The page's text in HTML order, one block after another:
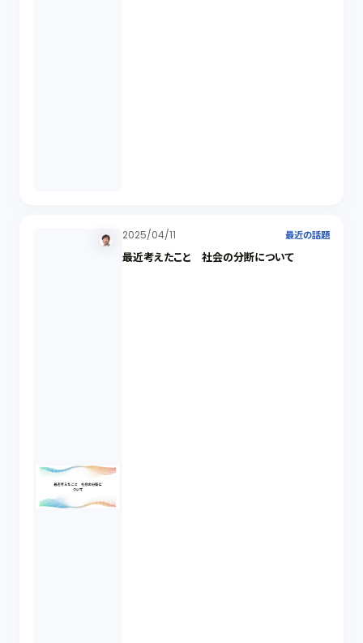
2025/04/11 最近の話題
最近考えたこと 社会の分断について